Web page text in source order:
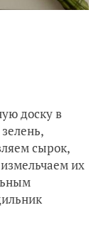
доску в
сырок,
их